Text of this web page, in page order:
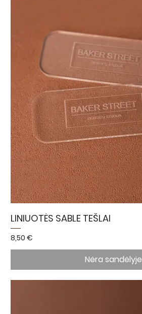
LINIUOTĖS SABLE TEŠLAI
Kaina
8,50 €
Nėra sandėlyje